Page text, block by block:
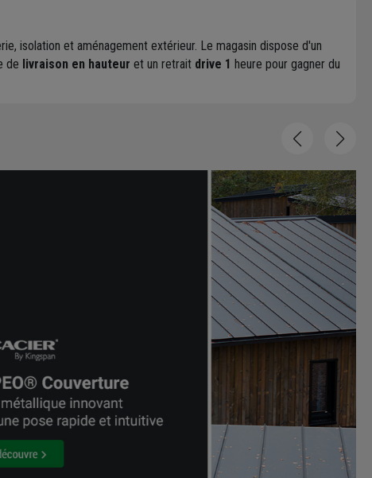
isolation et aménagement extérieur. Le magasin dispose d'un
de livraison en hauteur et un retrait drive 1 heure pour gagner du